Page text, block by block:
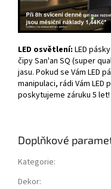
LED osvětlení: LED
čipy San'an SQ (super
jasu. Pokud se Vám LED
manipulaci, rádi Vám
poskytujeme záruku 5 let!
Doplňkové
Kategorie:
Dekor: